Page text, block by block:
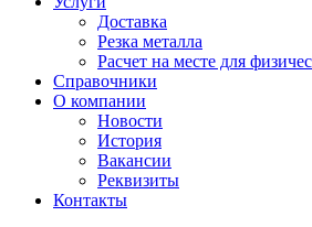
Доставка
Резка металла
Расчет на месте для
Справочники
О компании
Новости
История
Вакансии
Реквизиты
Контакты